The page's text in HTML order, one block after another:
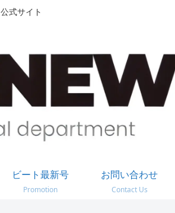
式サイト
ビート最新号
Promotion
お問い合わせ
Contact Us